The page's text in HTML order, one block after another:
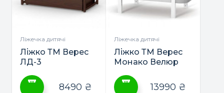
можна
вибрати
сторінці
товару
Ліжечка дитячі
Ліжко ТМ Верес
ЛД-3
8490 ₴
Ліжечка дитячі
Ліжко ТМ Верес
Монако Велюр
13990 ₴